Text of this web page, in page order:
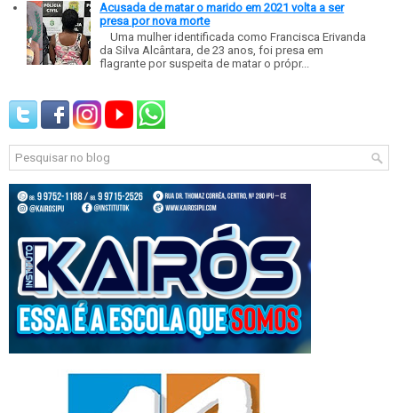
Acusada de matar o marido em 2021 volta a ser
presa por nova morte
Uma mulher identificada como Francisca Erivanda
da Silva Alcântara, de 23 anos, foi presa em
flagrante por suspeita de matar o própr...